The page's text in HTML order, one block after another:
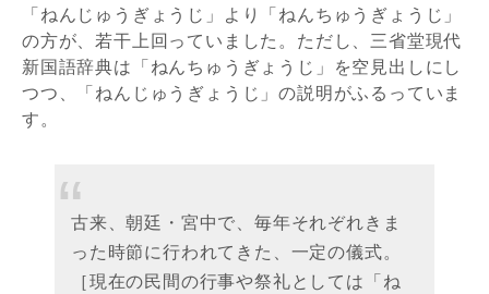
「ねんじゅうぎょうじ」より「ねんちゅうぎょうじ」
の方が、若干上回っていました。ただし、三省堂現代
新国語辞典は「ねんちゅうぎょうじ」を空見出しにし
つつ、「ねんじゅうぎょうじ」の説明がふるっていま
す。
古来、朝廷・宮中で、毎年それぞれきま
った時節に行われてきた、一定の儀式。
［現在の民間の行事や祭礼としては「ね